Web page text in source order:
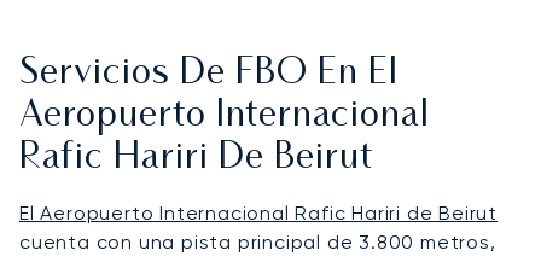
Servicios De FBO En El
Aeropuerto Internacional
Rafic Hariri De Beirut
El Aeropuerto Internacional Rafic Hariri de Beirut
cuenta con una pista principal de 3.800 metros,